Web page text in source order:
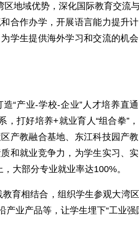
地域优势，深化国际教育交流
合作办学，开展语言能力提升计
学生提供海外学习和交流的机
“产业-学校-企业”人才培养直
打好培养+就业育人“组合拳”，
产教融合基地、东江科技园产
和就业竞争力，为学生实习、
大部分专业就业率达100%。
育相结合，组织学生参观大湾
业产品等，让学生埋下“工业强